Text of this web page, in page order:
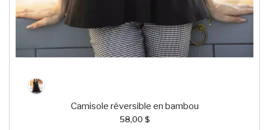
Camisole réversible en bambou
58,00 $